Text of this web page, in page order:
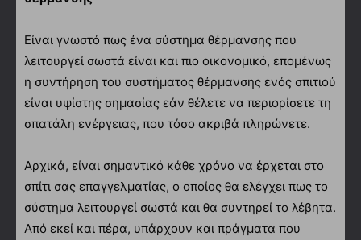
Είναι γνωστό πως ένα σύστημα θέρμανσης που
λειτουργεί σωστά είναι και πιο οικονομικό, επομένως
η συντήρηση του συστήματος θέρμανσης ενός σπιτιού
είναι υψίστης σημασίας εάν θέλετε να περιορίσετε τη
σπατάλη ενέργειας, που τόσο ακριβά πληρώνετε.
Αρχικά, είναι σημαντικό κάθε χρόνο να έρχεται στο
σπίτι σας επαγγελματίας, ο οποίος θα ελέγχει πως το
σύστημα λειτουργεί σωστά και θα συντηρεί το λέβητα.
Από εκεί και πέρα, υπάρχουν και πράγματα που